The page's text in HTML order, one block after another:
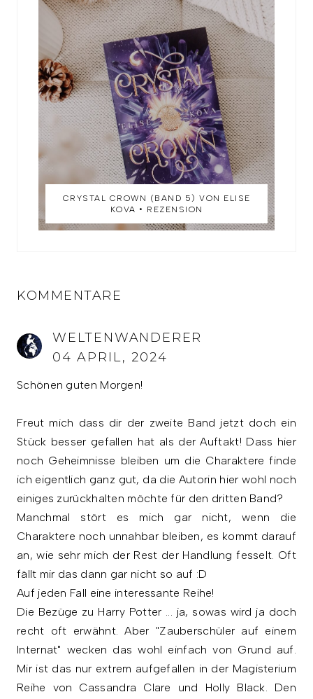
CRYSTAL CROWN (BAND 5) VON ELISE
KOVA • REZENSION
KOMMENTARE
WELTENWANDERER
04 APRIL, 2024
Schönen guten Morgen!
Freut mich dass dir der zweite Band jetzt doch ein
Stück besser gefallen hat als der Auftakt! Dass hier
noch Geheimnisse bleiben um die Charaktere finde
ich eigentlich ganz gut, da die Autorin hier wohl noch
einiges zurückhalten möchte für den dritten Band?
Manchmal stört es mich gar nicht, wenn die
Charaktere noch unnahbar bleiben, es kommt darauf
an, wie sehr mich der Rest der Handlung fesselt. Oft
fällt mir das dann gar nicht so auf :D
Auf jeden Fall eine interessante Reihe!
Die Bezüge zu Harry Potter ... ja, sowas wird ja doch
recht oft erwähnt. Aber "Zauberschüler auf einem
Internat" wecken das wohl einfach von Grund auf.
Mir ist das nur extrem aufgefallen in der Magisterium
Reihe von Cassandra Clare und Holly Black. Den